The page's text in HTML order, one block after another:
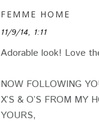
FEMME HOME
11/9/14, 1:11
Adorable look! Love
NOW FOLLOWING
X’S & O’S FROM MY
YOURS,